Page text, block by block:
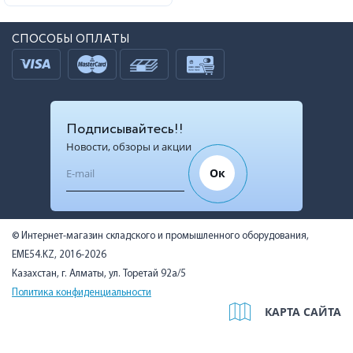
СПОСОБЫ ОПЛАТЫ
Подписывайтесь!!
Новости, обзоры и акции
Ок
© Интернет-магазин складского и промышленного оборудования,
EME54.KZ, 2016-2026
Казахстан, г. Алматы, ул. Торетай 92а/5
Политика конфиденциальности
КАРТА САЙТА